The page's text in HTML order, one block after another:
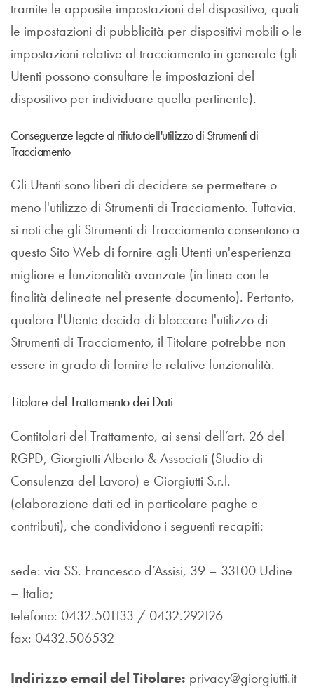
tramite le apposite impostazioni del dispositivo, quali
le impostazioni di pubblicità per dispositivi mobili o le
impostazioni relative al tracciamento in generale (gli
Utenti possono consultare le impostazioni del
dispositivo per individuare quella pertinente).
Conseguenze legate al rifiuto dell'utilizzo di Strumenti di
Tracciamento
Gli Utenti sono liberi di decidere se permettere o
meno l'utilizzo di Strumenti di Tracciamento. Tuttavia,
si noti che gli Strumenti di Tracciamento consentono a
questo Sito Web di fornire agli Utenti un'esperienza
migliore e funzionalità avanzate (in linea con le
finalità delineate nel presente documento). Pertanto,
qualora l'Utente decida di bloccare l'utilizzo di
Strumenti di Tracciamento, il Titolare potrebbe non
essere in grado di fornire le relative funzionalità.
Titolare del Trattamento dei Dati
Contitolari del Trattamento, ai sensi dell’art. 26 del
RGPD, Giorgiutti Alberto & Associati (Studio di
Consulenza del Lavoro) e Giorgiutti S.r.l.
(elaborazione dati ed in particolare paghe e
contributi), che condividono i seguenti recapiti:
sede: via SS. Francesco d’Assisi, 39 – 33100 Udine
– Italia;
telefono: 0432.501133 / 0432.292126
fax: 0432.506532
Indirizzo email del Titolare: privacy@giorgiutti.it